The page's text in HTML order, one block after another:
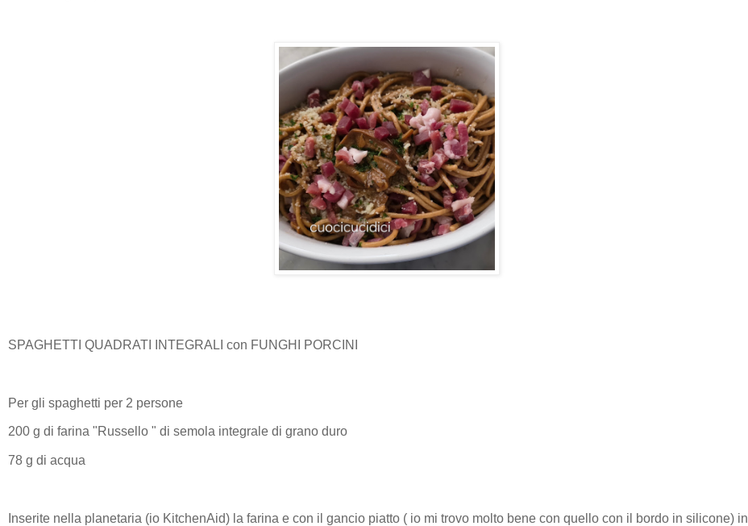
SPAGHETTI QUADRATI INTEGRALI con FUNGHI PORCINI
Per gli spaghetti per 2 persone
200 g di farina "Russello " di semola integrale di grano duro
78 g di acqua
Inserite nella planetaria (io KitchenAid) la farina e con il gancio piatto ( io mi trovo molto bene con quello con il bordo in silicone) in